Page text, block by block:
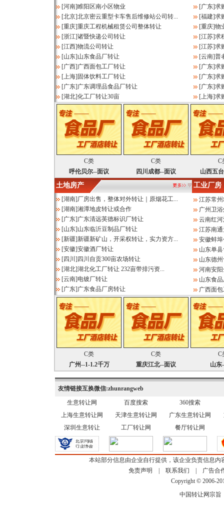
[河南]睢阳区南小区物业
[北京]北京密云重型卡车售后维修站公司转...
[重庆]重庆工程机械租赁公司整体转让
[浙江]诸暨快递公司转让
[江西]物流公司转让
[山东]山东食品厂转让
[广西]广西面包工厂转让
[上海] 固体饮料工厂转让
[广东]广东调理品食品厂转让
[湖北]化工厂转让30亩
[广东]求
[福建]求
[重庆]物
[江苏]求
[江苏]求
[云南]普
[广东]求
[广东]求
[广东]求
[上海]求
C类 C类
C
呼伦贝尔--面议
四川成都--面议 山西五
土地房产 工业厂房
[湖南]厂房出售，整体对外转让｜原烟花工...
[湖南]湘潭地皮转让或合作
[广东]广东清远英德标识厂转让
[山东]山东临沂豆制品厂转让
[新疆]新疆新矿山，开采权转让，实力资方...
[安徽]安徽酒厂转让
[四川 ] 四川自贡300亩农场转让
[湖北]湖北化工厂转让 232亩带排污资...
[云南]电镀厂转让
[广东]广东食品厂房转让
江苏常
广州卫
云南红
江苏南
安徽蚌
山东单
山东德
河南安
山东食
广西面
C类 C类
C
广州--1-1.2千万
重庆江北--面议 山东
友情链接互换微信:zhunrangweb
生意转让网
百度搜索
360搜索
上海生意转让网
天津生意转让网 广东生意转让网
深圳生意转让
工厂转让网 餐厅转让网
本站部分信息由企业自行提供，该企业负责信息
免责声明
联系我们
广告合
Copyright © 2006-
中国转让网宗旨